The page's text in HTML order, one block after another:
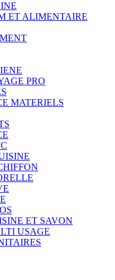
ET ALIMENTAIRE
PRO
MATERIELS
ET SAVON
USAGE